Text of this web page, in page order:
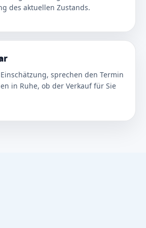
des aktuellen Zustands.
sprechen den Termin
in Ruhe, ob der Verkauf für Sie